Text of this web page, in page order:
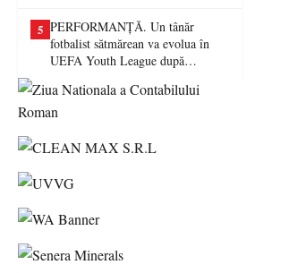
5 PERFORMANȚĂ. Un tânăr
fotbalist sătmărean va evolua în
UEFA Youth League după